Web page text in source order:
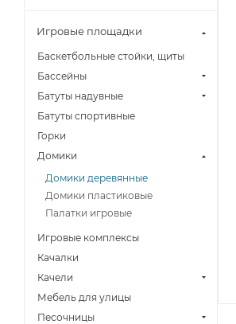
Игровые площадки
Баскетбольные стойки, щиты
Бассейны
Батуты надувные
Батуты спортивные
Горки
Домики
Домики деревянные
Домики пластиковые
Палатки игровые
Игровые комплексы
Качалки
Качели
Мебель для улицы
Песочницы